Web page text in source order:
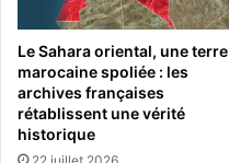
Le Sahara oriental, une terre
marocaine spoliée : les
archives françaises
rétablissent une vérité
historique